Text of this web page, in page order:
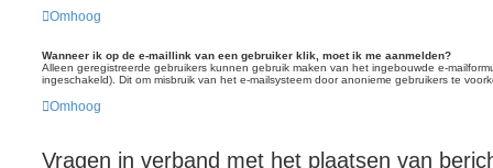
Omhoog
Wanneer ik op de e-maillink van een gebruiker klik, moet ik me aanmelden?
Alleen geregistreerde gebruikers kunnen gebruik maken van het ingebouwde e-
ingeschakeld). Dit om misbruik van het e-mailsysteem door anonieme gebruikers te
Omhoog
Vragen in verband met het plaatsen van